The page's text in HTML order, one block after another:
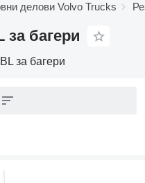
делови Volvo Trucks
за багери
за багери